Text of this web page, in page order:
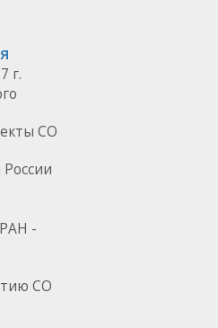
г.
СО
-
СО